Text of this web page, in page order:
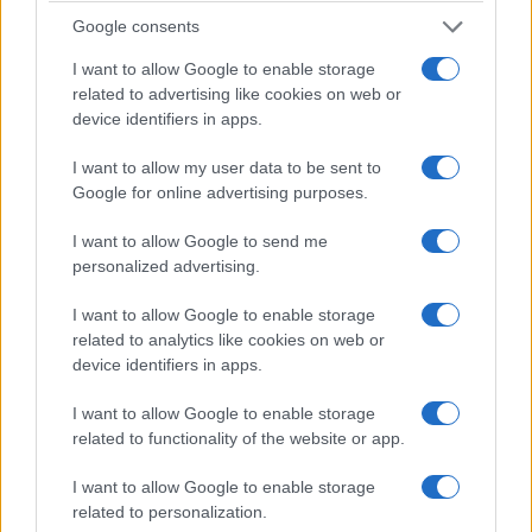
Google consents
I want to allow Google to enable storage
related to advertising like cookies on web or
device identifiers in apps.
I want to allow my user data to be sent to
Google for online advertising purposes.
I want to allow Google to send me
personalized advertising.
I want to allow Google to enable storage
related to analytics like cookies on web or
device identifiers in apps.
I want to allow Google to enable storage
related to functionality of the website or app.
I want to allow Google to enable storage
related to personalization.
Todavía quedan restos de los días pasados en el
M.E.Doe and Co. También hay el cartel de la
farmacia original colgado en el restaurante.
La mina de plata más rica de la década de
En las afueras de Philipsburg se encuentra el
Granite. En la década de 1890, Granite era un
próspero pueblo minero de plata. En esta época,
tierra. La mina llegó a tener más de 3.000
mineros. Sorprendentemente, en la década de
1890, la mina aportó 40.000.000 de dólares en
plata.